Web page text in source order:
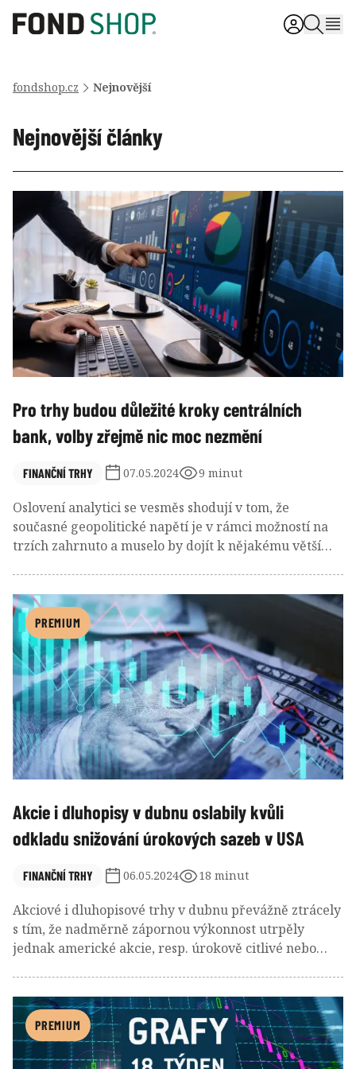
fondshop.cz Nejnovější
Nejnovější články
Pro trhy budou důležité kroky centrálních
bank, volby zřejmě nic moc nezmění
FINANČNÍ TRHY 07.05.2024 9 minut
Oslovení analytici se vesměs shodují v tom, že
současné geopolitické napětí je v rámci možností na
trzích zahrnuto a muselo by dojít k nějakému většímu
okamžik.
PREMIUM
Akcie i dluhopisy v dubnu oslabily kvůli
odkladu snižování úrokových sazeb v USA
FINANČNÍ TRHY 06.05.2024 18 minut
Akciové i dluhopisové trhy v dubnu převážně ztrácely
s tím, že nadměrně zápornou výkonnost utrpěly
jednak americké akcie, resp. úrokově citlivé nebo
ekonomice USA, která navíc vykázala překvapivě
pomalejší než očekávaný růst HDP za 1Q 2024, i když
dílčí makrodata naznačují robustní hospodářskou
aktivitu. Evropská ekonomika se zotavuje z nedávné
PREMIUM